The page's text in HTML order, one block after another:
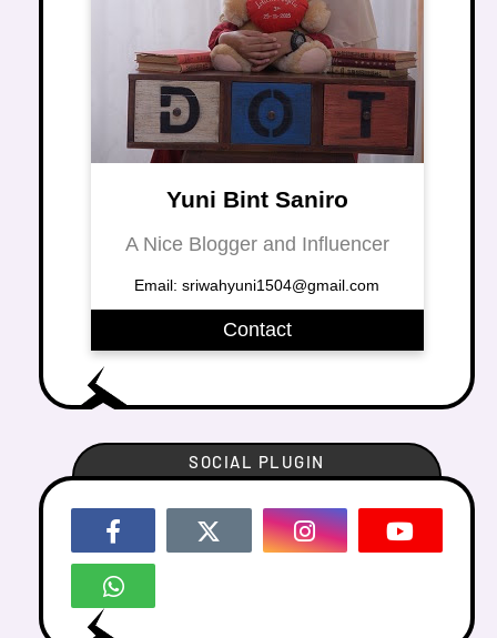
Yuni Bint Saniro
A Nice Blogger and Influencer
Email: sriwahyuni1504@gmail.com
Contact
SOCIAL PLUGIN